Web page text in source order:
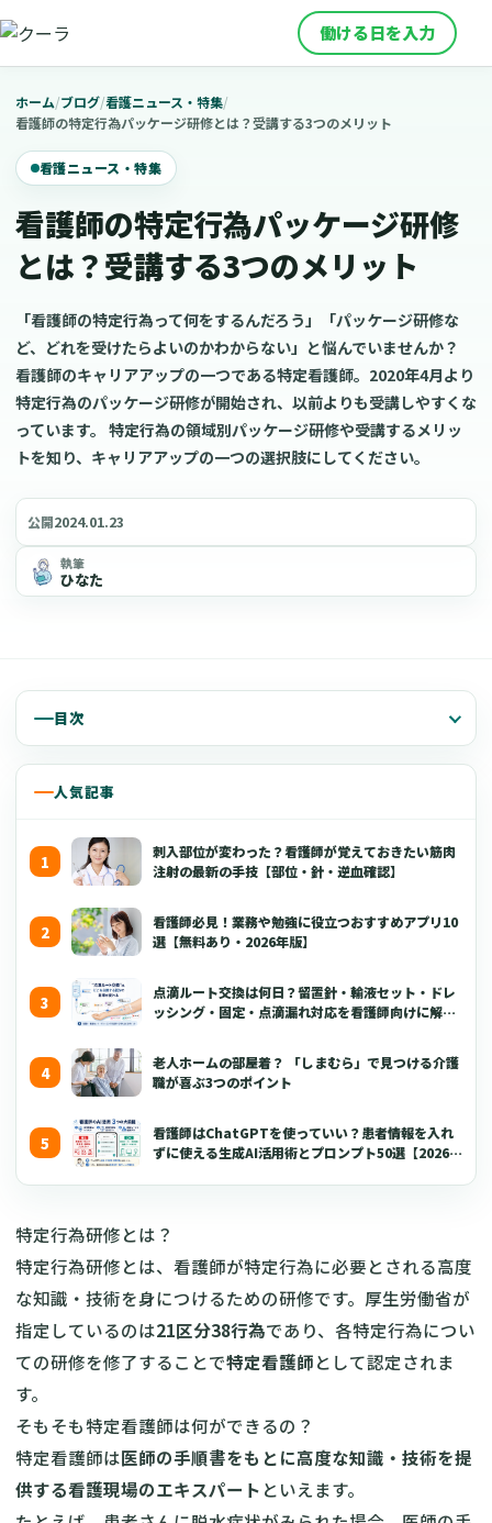
働ける日を入力
ホーム/ブログ/看護ニュース・特集/
看護師の特定行為パッケージ研修とは？受講する3つのメリット
看護ニュース・特集
看護師の特定行為パッケージ研修
とは？受講する3つのメリット
「看護師の特定行為って何をするんだろう」「パッケージ研修な
ど、どれを受けたらよいのかわからない」と悩んでいませんか？
看護師のキャリアアップの一つである特定看護師。2020年4月より
特定行為のパッケージ研修が開始され、以前よりも受講しやすくな
っています。 特定行為の領域別パッケージ研修や受講するメリッ
トを知り、キャリアアップの一つの選択肢にしてください。
公開2024.01.23
執筆
ひなた
目次
人気記事
刺入部位が変わった？看護師が覚えておきたい筋肉
注射の最新の手技【部位・針・逆血確認】
看護師必見！業務や勉強に役立つおすすめアプリ10
選【無料あり・2026年版】
点滴ルート交換は何日？留置針・輸液セット・ドレ
ッシング・固定・点滴漏れ対応を看護師向けに解説
老人ホームの部屋着？ 「しまむら」で見つける介護
職が喜ぶ3つのポイント
看護師はChatGPTを使っていい？患者情報を入れ
ずに使える生成AI活用術とプロンプト50選【2026年
特定行為研修とは？
特定行為研修とは、看護師が特定行為に必要とされる高度
な知識・技術を身につけるための研修です。厚生労働省が
指定しているのは21区分38行為であり、各特定行為につい
ての研修を修了することで特定看護師として認定されま
す。
そもそも特定看護師は何ができるの？
特定看護師は医師の手順書をもとに高度な知識・技術を提
供する看護現場のエキスパート といえます。